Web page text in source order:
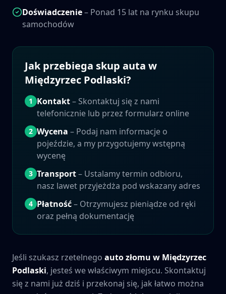
Doświadczenie– Ponad 15 lat na rynku skupu
samochodów
Jak przebiega skup auta w
Międzyrzec Podlaski?
1 Kontakt– Skontaktuj się z nami
telefonicznie lub przez formularz online
2 Wycena – Podaj nam informacje o
pojeździe, a my przygotujemy wstępną
wycenę
3 Transport– Ustalamy termin odbioru,
nasz lawet przyjeżdża pod wskazany adres
4 Płatność– Otrzymujesz pieniądze od ręki
oraz pełną dokumentację
Jeśli szukasz rzetelnego auto złomu w Międzyrzec
Podlaski, jesteś we właściwym miejscu. Skontaktuj
się z nami już dziś i przekonaj się, jak łatwo można